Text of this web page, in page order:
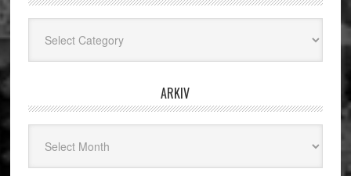
ARKIV